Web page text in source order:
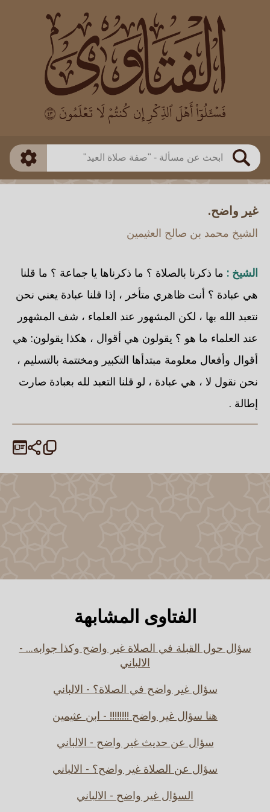
بحث
العالم
بن باز
بن العثيمين
اللجنة الدائمة
طريقة البحث
ذكي
غير واضح.
الشيخ محمد بن صالح العثيمين
الشيخ : ما ذكرنا بالصلاة ؟ ما ذكرناها يا جماعة ؟ ما قلنا
هي عبادة ؟ أنت ظاهري متأخر ، إذا قلنا عبادة يعني نحن
نتعبد الله بها ، لكن المشهور عند العلماء ، شف المشهور
عند العلماء ما هو ؟ يقولون هي أقوال ، هكذا يقولون: هي
أقوال وأفعال معلومة مبتدأها التكبير ومختتمة بالتسليم ،
نحن نقول لا ، هي عبادة ، لو قلنا التعبد لله بعبادة صارت
إطالة .
الفتاوى المشابهة
سؤال حول القبلة في الصلاة غير واضح وكذا جوابه... -
الالباني
سؤال غير واضح في الصلاة؟ - الالباني
هنا سؤال غير واضح !!!!!!!! - ابن عثيمين
سؤال عن حديث غير واضح - الالباني
سؤال عن الصلاة غير واضح؟ - الالباني
السؤال غير واضح - الالباني